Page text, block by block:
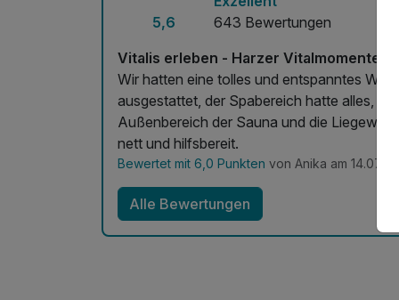
5,6
643 Bewertungen
Vitalis erleben - Harzer Vitalmomente
Wir hatten eine tolles und entspanntes
ausgestattet, der Spabereich hatte alles,
Außenbereich der Sauna und die
nett und hilfsbereit.
Bewertet mit 6,0 Punkten von Anika am
Alle Bewertungen